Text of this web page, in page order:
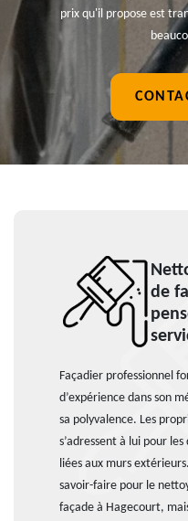
prix qu'il propose est
de
Façadier professionnel
d’expérience dans son
sa polyvalence. Les
s’adressent à lui pour
liées aux murs
savoir-faire pour le
façade à Hagecourt,